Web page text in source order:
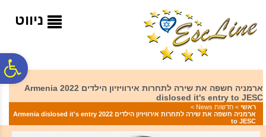
המרכזי
ניווט
ארמניה חשפה את שירה לתחרות אירוויזיון הילדים 2022 Armenia
dislosed it's entry to JESC
ראשי > חדשות News
>
ארמניה חשפה את שירה לתחרות אירוויזיון הילדים 2022 Armenia dislosed it's entry
to JESC